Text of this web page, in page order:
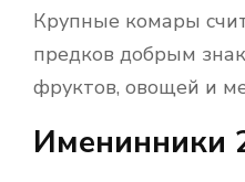
Крупные комары
предков добрым
фруктов, овощей и
Именинники